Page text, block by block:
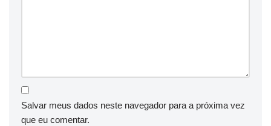
Salvar meus dados neste navegador para a próxima vez
que eu comentar.